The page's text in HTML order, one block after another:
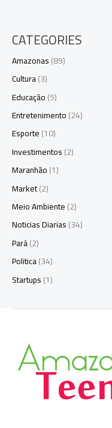
CATEGORIES
Amazonas(89)
Cultura(3)
Educação(5)
Entretenimento(24)
Esporte(10)
Investimentos(2)
Maranhão(1)
Market(2)
Meio Ambiente(2)
Noticias Diarias(34)
Pará(2)
Politica(34)
Startups(1)